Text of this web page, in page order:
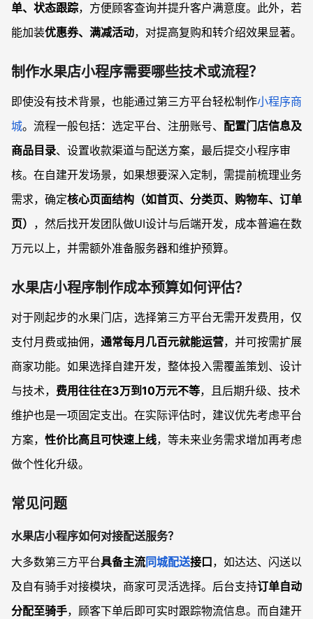
单、状态跟踪，方便顾客查询并提升客户满意度。此外，若
能加装优惠券、满减活动，对提高复购和转介绍效果显著。
制作水果店小程序需要哪些技术或流程？
即使没有技术背景，也能通过第三方平台轻松制作小程序商
城。流程一般包括：选定平台、注册账号、 配置门店信息及
商品目录、设置收款渠道与配送方案，最后提交小程序审
核。在自建开发场景，如果想要深入定制，需提前梳理业务
需求，确定核心页面结构（如首页、分类页、购物车、订单
页） ，然后找开发团队做UI设计与后端开发，成本普遍在数
万元以上，并需额外准备服务器和维护预算。
水果店小程序制作成本预算如何评估？
对于刚起步的水果门店，选择第三方平台无需开发费用，仅
支付月费或抽佣， 通常每月几百元就能运营，并可按需扩展
商家功能。如果选择自建开发，整体投入需覆盖策划、设计
与技术， 费用往往在3万到10万元不等，且后期升级、技术
维护也是一项固定支出。在实际评估时，建议优先考虑平台
方案， 性价比高且可快速上线，等未来业务需求增加再考虑
做个性化升级。
常见问题
水果店小程序如何对接配送服务？
大多数第三方平台具备主流同城配送接口，如达达、闪送以
及自有骑手对接模块，商家可灵活选择。后台支持订单自动
分配至骑手，顾客下单后即可实时跟踪物流信息。而自建开